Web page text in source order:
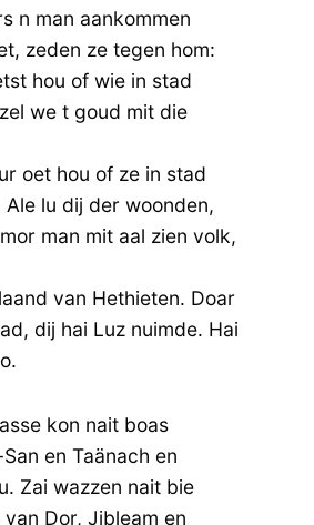
n man aankommen
zeden ze tegen hom:
hou of wie in stad
we t goud mit die
oet hou of ze in stad
lu dij der woonden,
man mit aal zien volk,
van Hethieten. Doar
dij hai Luz nuimde. Hai
kon nait boas
en Taänach en
Zai wazzen nait bie
Dor, Jibleam en